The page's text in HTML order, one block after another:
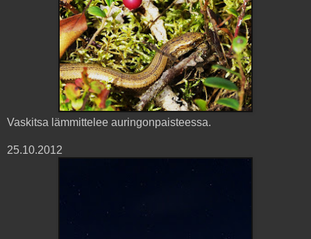
Vaskitsa lämmittelee auringonpaisteessa.
25.10.2012